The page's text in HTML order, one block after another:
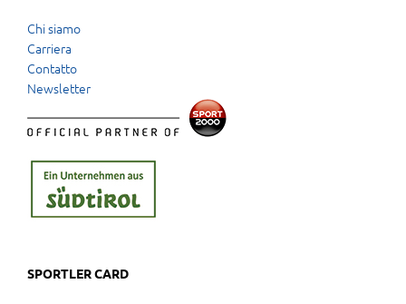
Chi siamo
Carriera
Contatto
Newsletter
SPORTLER CARD